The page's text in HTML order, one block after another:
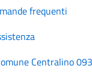
frequenti
Centralino